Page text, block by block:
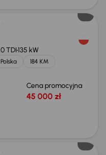
TDI135 kW
184 KM
Cena promocyjna
45 000 zł